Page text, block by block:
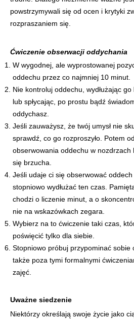
powstrzymywali się od ocen i krytyki
rozpraszaniem się.
Ćwiczenie obserwacji oddychania
W wygodnej, ale wyprostowanej
oddechu przez co najmniej 10 minut.
Nie kontroluj oddechu, wydłużając
lub spłycając, po prostu bądź
oddychasz.
Jeśli zauważysz, że twój umysł nie
sprawdź, co go rozproszyło. Potem
obserwowania oddechu w nozdrzach
się brzucha.
Jeśli udaje ci się obserwować
stopniowo wydłużać ten czas.
chodzi o liczenie minut, a o
nie na wskazówkach zegara.
Wybierz na to ćwiczenie taki czas,
poświęcić tylko dla siebie.
Stopniowo próbuj przypominać sobie
także poza tymi formalnymi
zajęć.
Uważne siedzenie
Niektórzy określają swoje życie jako